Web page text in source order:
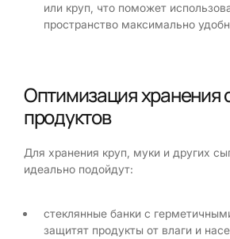
или круп, что поможет
пространство максимально
Оптимизация хранения
продуктов
Для хранения круп, муки и других
идеально подойдут:
стеклянные банки с
защитят продукты от влаги и